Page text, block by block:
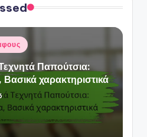
Παπούτσια:
χαρακτηριστικά